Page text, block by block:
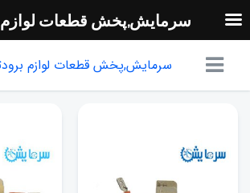
سرمایش,پخش قطعات لوازم
سرمایش,پخش قطعات لوازم